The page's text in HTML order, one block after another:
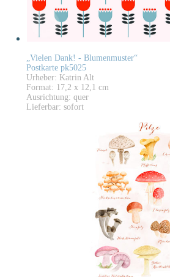
„Vielen Dank! - Blumenmuster“
Postkarte pk5025
Urheber: Katrin Alt
Format: 17,2 x 12,1 cm
Ausrichtung: quer
Lieferbar: sofort